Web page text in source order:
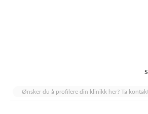
Ønsker du å profilere din klinikk her? Ta